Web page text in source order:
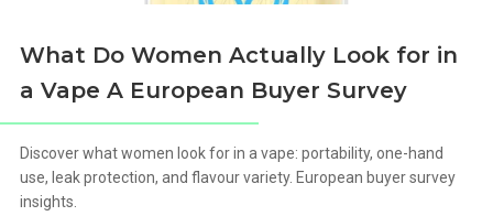
What Do Women Actually Look for in
a Vape A European Buyer Survey
Discover what women look for in a vape: portability, one-hand
use, leak protection, and flavour variety. European buyer survey
insights.